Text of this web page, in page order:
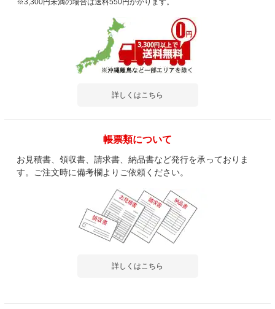
※3,300円未満の場合は送料550円かかります。
詳しくはこちら
帳票類について
お見積書、領収書、請求書、納品書など発行を承っておりま
す。ご注文時に備考欄よりご依頼ください。
詳しくはこちら